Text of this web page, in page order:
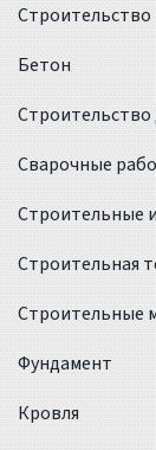
Бетон
Сварочные
Строительные
Строительная
Строительные
Фундамент
Кровля